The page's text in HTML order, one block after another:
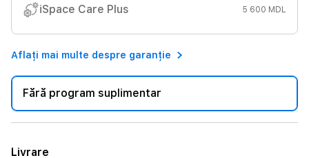
iSpace Care Plus 5 600 MDL
Aflați mai multe despre garanție
Fără program suplimentar
Livrare